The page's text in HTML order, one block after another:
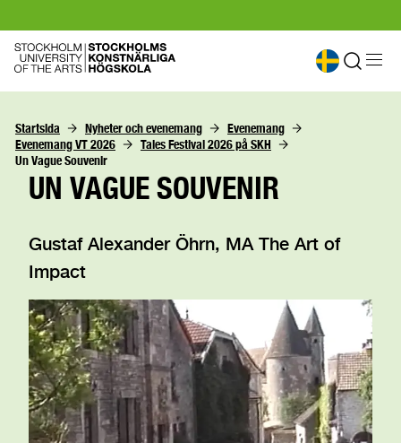
Startsida Nyheter och evenemang
Evenemang
Evenemang VT 2026
Tales Festival 2026 på SKH
Un Vague Souvenir
UN VAGUE SOUVENIR
Gustaf Alexander Öhrn, MA The Art of
Impact